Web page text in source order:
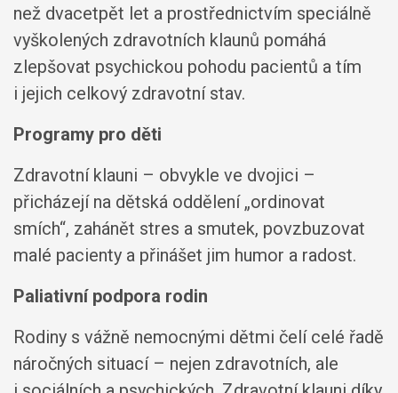
než dvacetpět let a prostřednictvím speciálně
vyškolených zdravotních klaunů pomáhá
zlepšovat psychickou pohodu pacientů a tím
i jejich celkový zdravotní stav.
Programy pro děti
Zdravotní klauni – obvykle ve dvojici –
přicházejí na dětská oddělení „ordinovat
smích“, zahánět stres a smutek, povzbuzovat
malé pacienty a přinášet jim humor a radost.
Paliativní podpora rodin
Rodiny s vážně nemocnými dětmi čelí celé řadě
náročných situací – nejen zdravotních, ale